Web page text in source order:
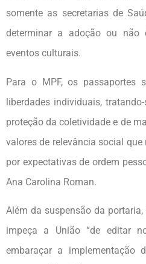
somente as secretarias de
determinar a adoção ou não
eventos culturais.
Para o MPF, os passaportes
liberdades individuais,
proteção da coletividade e de
valores de relevância social
por expectativas de ordem
Ana Carolina Roman.
Além da suspensão da
impeça a União “de editar
embaraçar a implementação